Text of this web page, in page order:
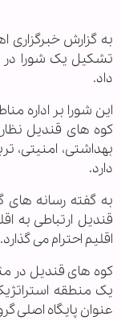
به گزارش خبرگزاری
تشکیل یک شورا در
داد.
این شورا بر اداره
کوه های قندیل
بهداشتی، امنیتی،
دارد.
به گفته رسانه
قندیل ارتباطی به
اقلیم احترام می گذارد.
کوه های قندیل در
یک منطقه
عنوان پایگاه